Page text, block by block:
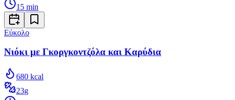
15 min
Εύκολο
Νιόκι με Γκοργκοντζόλα και Καρύδια
680 kcal
23g